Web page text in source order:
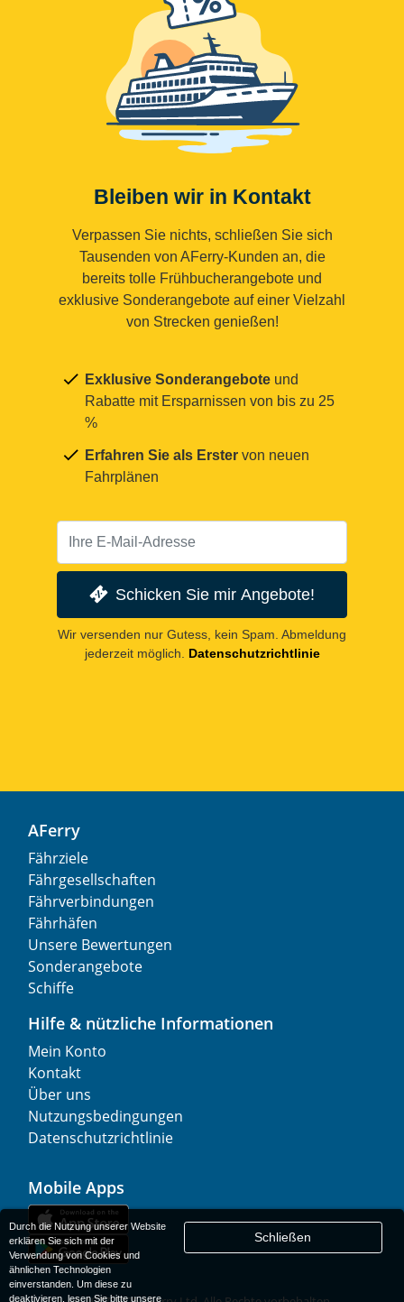
Bleiben wir in Kontakt
Verpassen Sie nichts, schließen Sie sich
Tausenden von AFerry-Kunden an, die
bereits tolle Frühbucherangebote und
exklusive Sonderangebote auf einer Vielzahl
von Strecken genießen!
Exklusive Sonderangebote und
Rabatte mit Ersparnissen von bis zu 25
%
Erfahren Sie als Erster von neuen
Fahrplänen
Schicken Sie mir Angebote!
Wir versenden nur Gutess, kein Spam. Abmeldung
jederzeit möglich.
Datenschutzrichtlinie
AFerry
Fährziele
Fährgesellschaften
Fährverbindungen
Fährhäfen
Unsere Bewertungen
Sonderangebote
Schiffe
Hilfe & nützliche Informationen
Mein Konto
Kontakt
Über uns
Nutzungsbedingungen
Datenschutzrichtlinie
Mobile Apps
Durch die Nutzung unserer Website
erklären Sie sich mit der
Verwendung von Cookies und
ähnlichen Technologien
einverstanden. Um diese zu
deaktivieren, lesen Sie bitte unsere
Schließen